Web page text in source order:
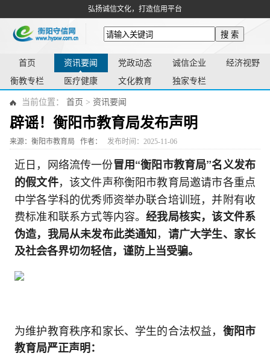
弘扬诚信文化，打造信用平台
搜 索
首页 资讯要闻 党政动态 诚信企业 经济视野
衡教专栏 医疗健康 文化教育 独家专栏
当前位置： 首页 > 资讯要闻
辟谣！衡阳市教育局发布声明
来源：衡阳市教育局 作者： 发布时间：2025-11-06
近日，网络流传一份冒用“衡阳市教育局”名义发布
的假文件，该文件声称衡阳市教育局邀请市各重点
中学各学科的优秀师资举办联合培训班，并附有收
费标准和联系方式等内容。经我局核实，该文件系
伪造，我局从未发布此类通知， 请广大学生、家长
及社会各界切勿轻信，谨防上当受骗。
为维护教育秩序和家长、学生的合法权益， 衡阳市
教育局严正声明：